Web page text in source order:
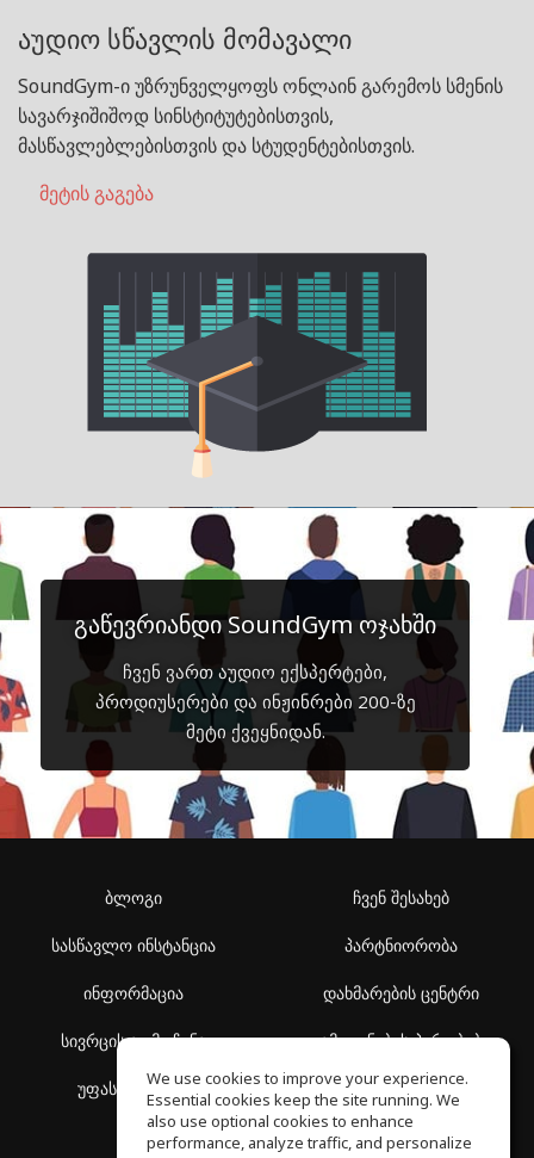
აუდიო სწავლის მომავალი
SoundGym-ი უზრუნველყოფს ონლაინ გარემოს სმენის
სავარჯიშიშოდ სინსტიტუტებისთვის,
მასწავლებლებისთვის და სტუდენტებისთვის.
მეტის გაგება
გაწევრიანდი SoundGym ოჯახში
ჩვენ ვართ აუდიო ექსპერტები,
პროდიუსერები და ინჟინრები 200-ზე
მეტი ქვეყნიდან.
ბლოგი
სასწავლო ინსტანცია
ინფორმაცია
სივრცის აღმოჩენა
უფასო სკოლა
ჩვენ შესახებ
პარტნიორობა
დახმარების ცენტრი
გამოყენების პირობები
კონფიდენციალურობის
პოლიტიკა
We use cookies to improve your experience.
Essential cookies keep the site running. We
also use optional cookies to enhance
performance, analyze traffic, and personalize